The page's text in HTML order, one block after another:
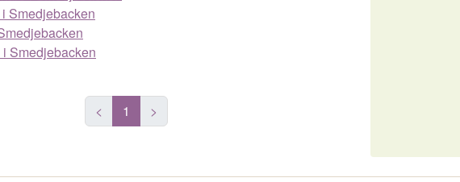
Smedjebacken
Smedjebacken
< 1 >